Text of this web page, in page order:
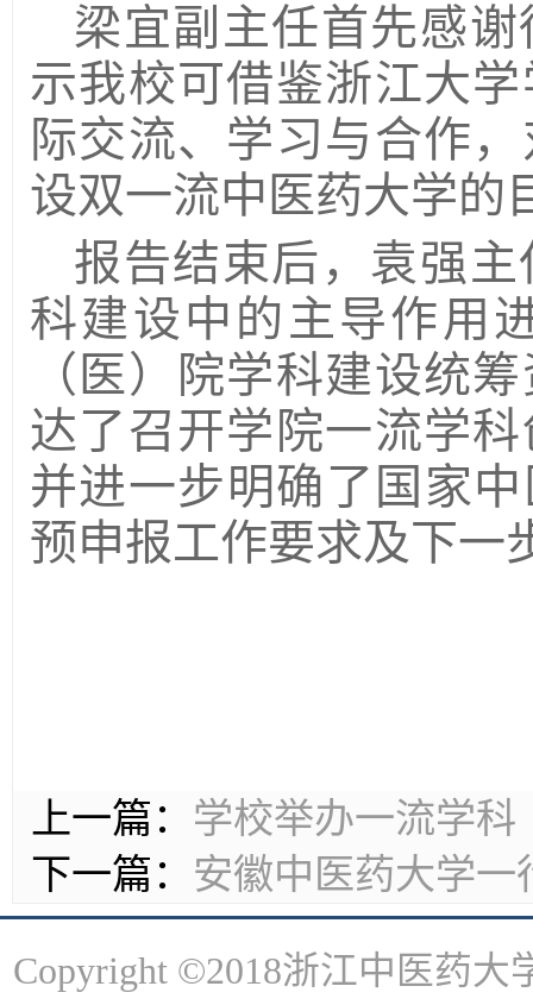
梁宜副主任首先感
示我校可借鉴浙江大
际交流、学习与合作
设双一流中医药大学的
报告结束后，袁强
科建设中的主导作用
（医）院学科建设统
达了召开学院一流学
并进一步明确了国家
预申报工作要求及下一
上一篇： 学校举办一流学
下一篇： 安徽中医药大学
Copyright ©2018浙江中医药